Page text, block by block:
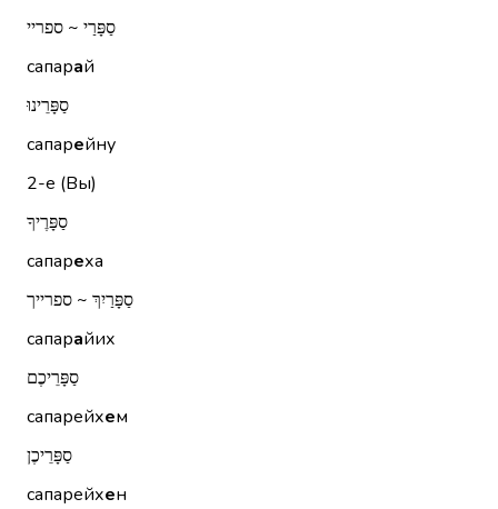
סַפָּרַי ~ ספריי
сапарай
סַפָּרֵינוּ
сапарейну
2-е (Вы)
סַפָּרֶיךָ
сапареха
סַפָּרַיִךְ ~ ספרייך
сапарайих
סַפָּרֵיכֶם
сапарейхем
סַפָּרֵיכֶן
сапарейхен